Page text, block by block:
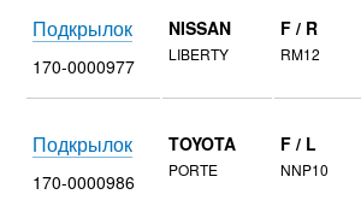
Подкрылок
170-0000977
NISSAN
LIBERTY
F / R
RM12
Подкрылок
170-0000986
TOYOTA
PORTE
F / L
NNP10